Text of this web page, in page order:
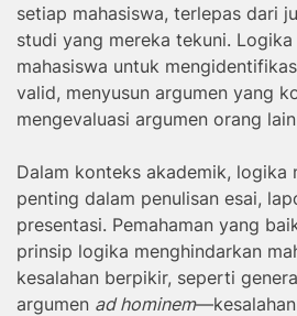
setiap mahasiswa, terlepas dari
studi yang mereka tekuni. Logika
mahasiswa untuk
valid, menyusun argumen yang
mengevaluasi argumen orang
Dalam konteks akademik, logika
penting dalam penulisan esai,
presentasi. Pemahaman yang
prinsip logika menghindarkan
kesalahan berpikir, seperti
argumen ad hominem